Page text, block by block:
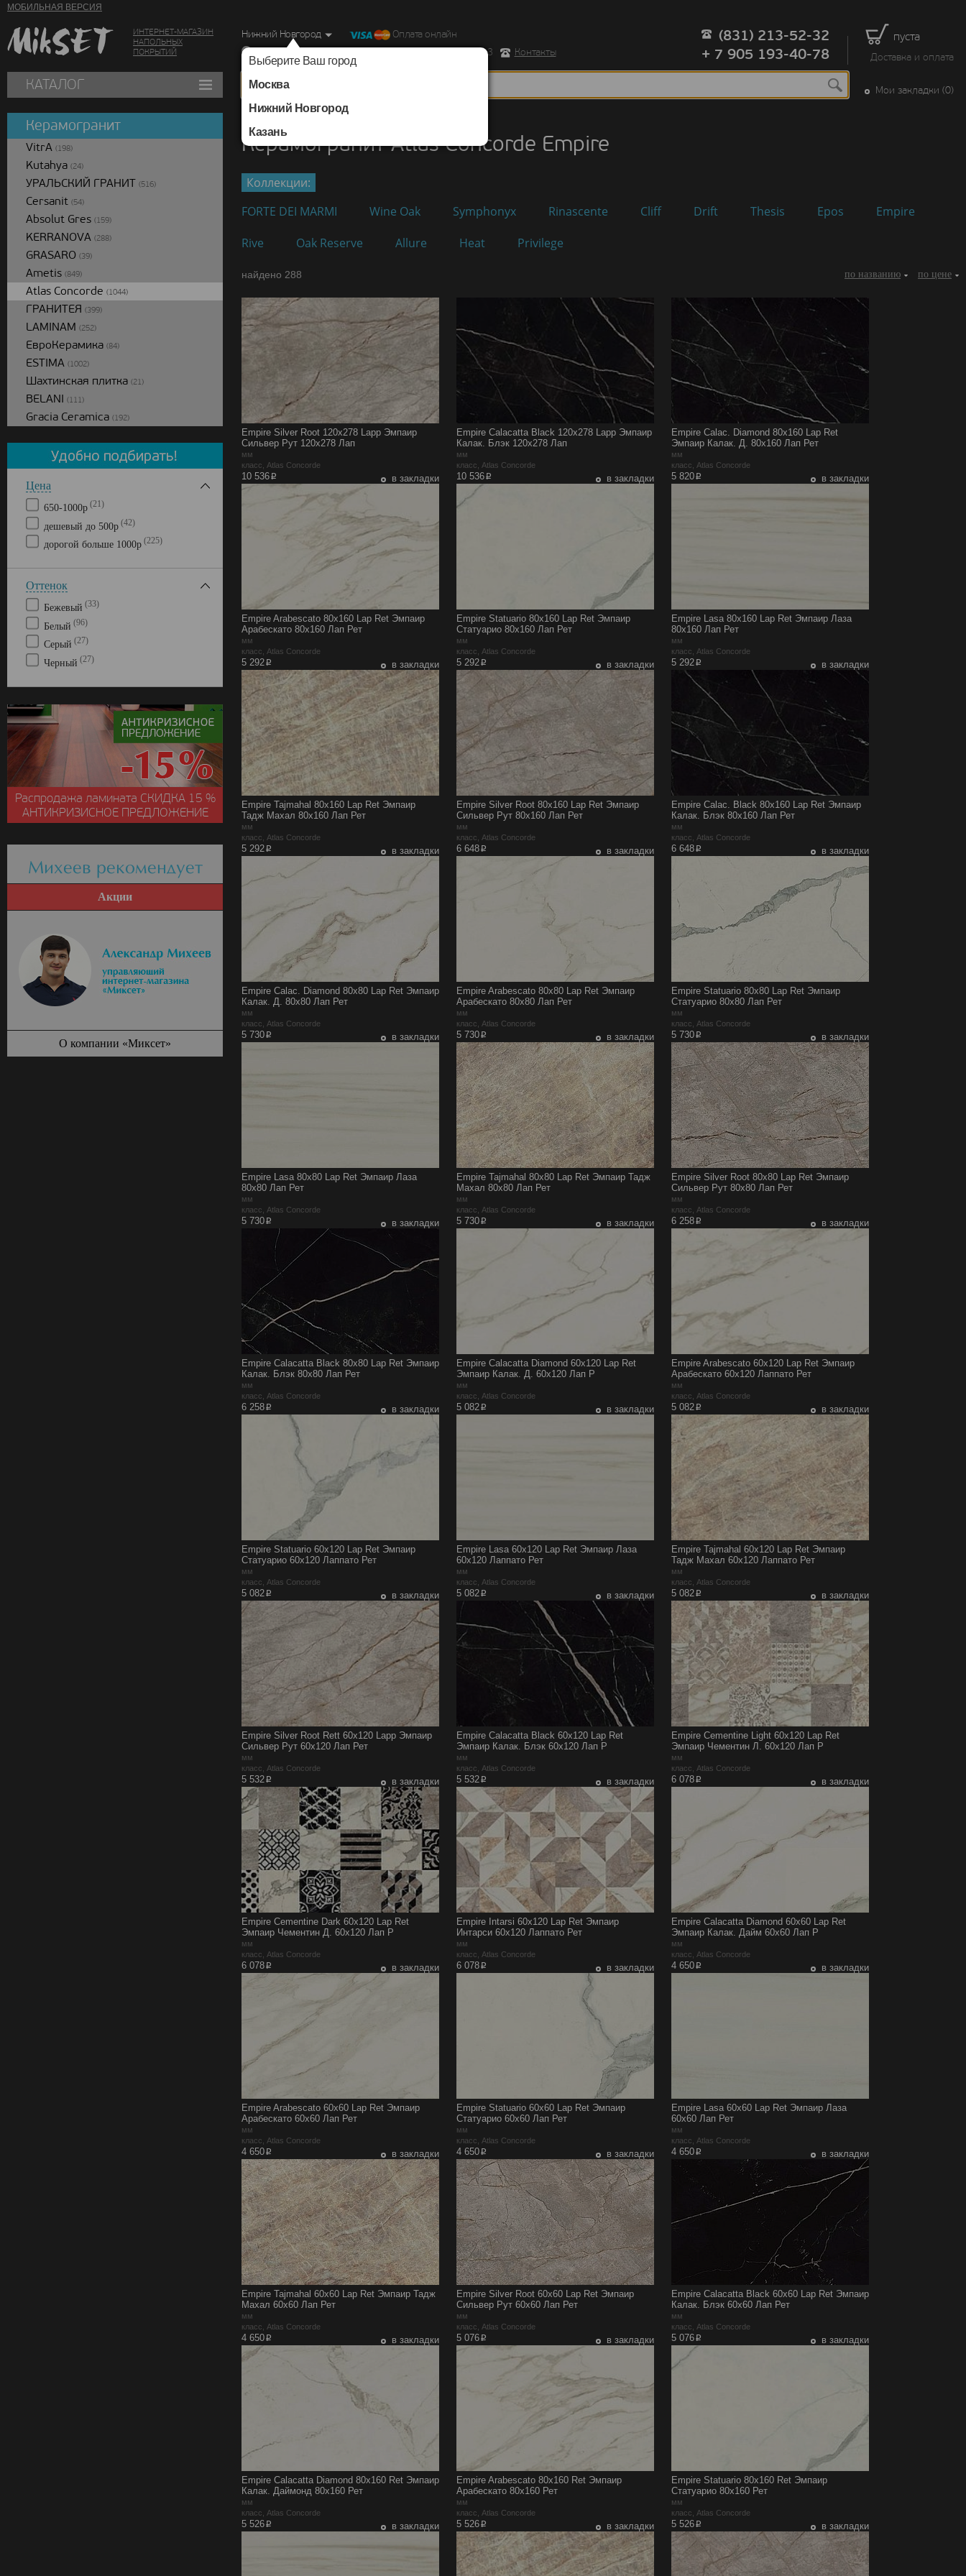
МОБИЛЬНАЯ ВЕРСИЯ
ИНТЕРНЕТ-МАГАЗИН
НАПОЛЬНЫХ
ПОКРЫТИЙ
пуста
Доставка и оплата
Нижний Новгород
Выберите Ваш город
Москва
Нижний Новгород
Казань
Оплата онлайн
г. Нижний Новгород, Ул. Республиканская д.43 корпус 3
Контакты
(831) 213-52-32
+ 7 905 193-40-78
КАТАЛОГ Мои закладки (0)
Керамогранит Atlas Concorde Empire
Коллекции:
FORTE DEI MARMI
Wine Oak Symphonyx Rinascente Cliff Drift Thesis Epos
Empire
Rive
Oak Reserve Allure Heat Privilege
найдено 288 по названию по цене
Empire Silver Root 120x278 Lapp Эмпаир
Сильвер Рут 120x278 Лап
мм
класс, Atlas Concorde
10 536p в закладки
Empire Calacatta Black 120x278 Lapp Эмпаир
Калак. Блэк 120x278 Лап
мм
класс, Atlas Concorde
10 536p в закладки
Empire Calac. Diamond 80x160 Lap Ret
Эмпаир Калак. Д. 80x160 Лап Рет
мм
класс, Atlas Concorde
5 820p в закладки
Empire Arabescato 80x160 Lap Ret Эмпаир
Арабескато 80x160 Лап Рет
мм
класс, Atlas Concorde
5 292p в закладки
Empire Statuario 80x160 Lap Ret Эмпаир
Статуарио 80x160 Лап Рет
мм
класс, Atlas Concorde
5 292p в закладки
Empire Lasa 80x160 Lap Ret Эмпаир Лаза
80x160 Лап Рет
мм
класс, Atlas Concorde
5 292p в закладки
Empire Tajmahal 80x160 Lap Ret Эмпаир
Тадж Махал 80x160 Лап Рет
мм
класс, Atlas Concorde
5 292p в закладки
Empire Silver Root 80x160 Lap Ret Эмпаир
Сильвер Рут 80x160 Лап Рет
мм
класс, Atlas Concorde
6 648p в закладки
Empire Calac. Black 80x160 Lap Ret Эмпаир
Калак. Блэк 80x160 Лап Рет
мм
класс, Atlas Concorde
6 648p в закладки
Empire Calac. Diamond 80x80 Lap Ret Эмпаир
Калак. Д. 80x80 Лап Рет
мм
класс, Atlas Concorde
5 730p в закладки
Empire Arabescato 80x80 Lap Ret Эмпаир
Арабескато 80x80 Лап Рет
мм
класс, Atlas Concorde
5 730p в закладки
Empire Statuario 80x80 Lap Ret Эмпаир
Статуарио 80x80 Лап Рет
мм
класс, Atlas Concorde
5 730p в закладки
Empire Lasa 80x80 Lap Ret Эмпаир Лаза
80x80 Лап Рет
мм
класс, Atlas Concorde
5 730p в закладки
Empire Tajmahal 80x80 Lap Ret Эмпаир Тадж
Махал 80x80 Лап Рет
мм
класс, Atlas Concorde
5 730p в закладки
Empire Silver Root 80x80 Lap Ret Эмпаир
Сильвер Рут 80x80 Лап Рет
мм
класс, Atlas Concorde
6 258p в закладки
Empire Calacatta Black 80x80 Lap Ret Эмпаир
Калак. Блэк 80x80 Лап Рет
мм
класс, Atlas Concorde
6 258p в закладки
Empire Calacatta Diamond 60x120 Lap Ret
Эмпаир Калак. Д. 60x120 Лап Р
мм
класс, Atlas Concorde
5 082p в закладки
Empire Arabescato 60x120 Lap Ret Эмпаир
Арабескато 60x120 Лаппато Рет
мм
класс, Atlas Concorde
5 082p в закладки
Empire Statuario 60x120 Lap Ret Эмпаир
Статуарио 60x120 Лаппато Рет
мм
класс, Atlas Concorde
5 082p в закладки
Empire Lasa 60x120 Lap Ret Эмпаир Лаза
60x120 Лаппато Рет
мм
класс, Atlas Concorde
5 082p в закладки
Empire Tajmahal 60x120 Lap Ret Эмпаир
Тадж Махал 60x120 Лаппато Рет
мм
класс, Atlas Concorde
5 082p в закладки
Empire Silver Root Rett 60x120 Lapp Эмпаир
Сильвер Рут 60x120 Лап Рет
мм
класс, Atlas Concorde
5 532p в закладки
Empire Calacatta Black 60x120 Lap Ret
Эмпаир Калак. Блэк 60x120 Лап Р
мм
класс, Atlas Concorde
5 532p в закладки
Empire Cementine Light 60x120 Lap Ret
Эмпаир Чементин Л. 60x120 Лап Р
мм
класс, Atlas Concorde
6 078p в закладки
Empire Cementine Dark 60x120 Lap Ret
Эмпаир Чементин Д. 60x120 Лап Р
мм
класс, Atlas Concorde
6 078p в закладки
Empire Intarsi 60x120 Lap Ret Эмпаир
Интарси 60x120 Лаппато Рет
мм
класс, Atlas Concorde
6 078p в закладки
Empire Calacatta Diamond 60x60 Lap Ret
Эмпаир Калак. Дайм 60x60 Лап Р
мм
класс, Atlas Concorde
4 650p в закладки
Empire Arabescato 60x60 Lap Ret Эмпаир
Арабескато 60x60 Лап Рет
мм
класс, Atlas Concorde
4 650p в закладки
Empire Statuario 60x60 Lap Ret Эмпаир
Статуарио 60x60 Лап Рет
мм
класс, Atlas Concorde
4 650p в закладки
Empire Lasa 60x60 Lap Ret Эмпаир Лаза
60x60 Лап Рет
мм
класс, Atlas Concorde
4 650p в закладки
Empire Tajmahal 60x60 Lap Ret Эмпаир Тадж
Махал 60x60 Лап Рет
мм
класс, Atlas Concorde
4 650p в закладки
Empire Silver Root 60x60 Lap Ret Эмпаир
Сильвер Рут 60x60 Лап Рет
мм
класс, Atlas Concorde
5 076p в закладки
Empire Calacatta Black 60x60 Lap Ret Эмпаир
Калак. Блэк 60x60 Лап Рет
мм
класс, Atlas Concorde
5 076p в закладки
Empire Calacatta Diamond 80x160 Ret Эмпаир
Калак. Даймонд 80x160 Рет
мм
класс, Atlas Concorde
5 526p в закладки
Empire Arabescato 80x160 Ret Эмпаир
Арабескато 80x160 Рет
мм
класс, Atlas Concorde
5 526p в закладки
Empire Statuario 80x160 Ret Эмпаир
Статуарио 80x160 Рет
мм
класс, Atlas Concorde
5 526p в закладки
Керамогранит
VitrA (198)
Kutahya (24)
УРАЛЬСКИЙ ГРАНИТ (516)
Cersanit (54)
Absolut Gres (159)
KERRANOVA (288)
GRASARO (39)
Ametis (849)
Atlas Concorde (1044)
ГРАНИТЕЯ (399)
LAMINAM (252)
ЕвроКерамика (84)
ESTIMA (1002)
Шахтинская плитка (21)
BELANI (111)
Gracia Ceramica (192)
Цена
650-1000р (21)
дешевый до 500р (42)
дорогой больше 1000р (225)
Оттенок
Бежевый (33)
Белый (96)
Серый (27)
Черный (27)
Распродажа ламината СКИДКА 15 %
АНТИКРИЗИСНОЕ ПРЕДЛОЖЕНИЕ
Михеев рекомендует
Акции
О компании «Миксет»